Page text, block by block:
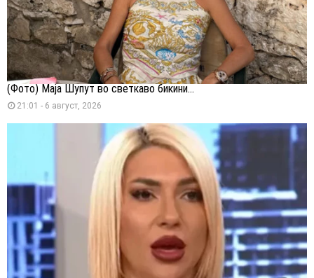
(Фото) Маја Шупут во светкаво бикини...
21:01 - 6 август, 2026